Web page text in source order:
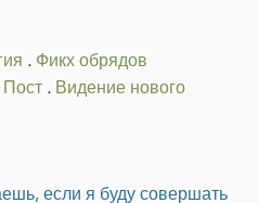
.Фикх обрядов
Пост.Видение нового
если я буду совершать